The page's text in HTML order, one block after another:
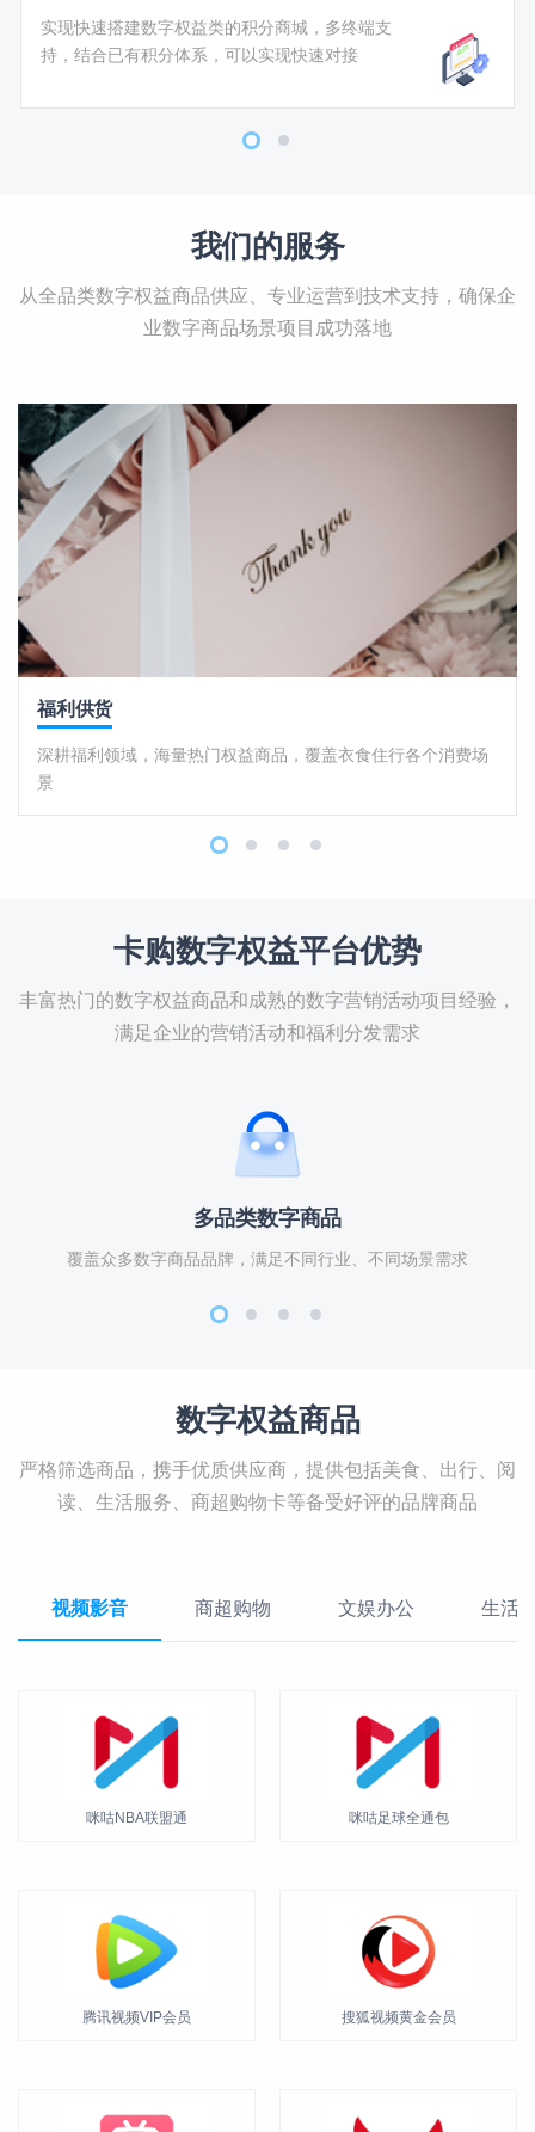
实现快速搭建数字权益类的积分商城，多终端支
持，结合已有积分体系，可以实现快速对接
我们的服务
从全品类数字权益商品供应、专业运营到技术支持，确保企
业数字商品场景项目成功落地
福利供货
深耕福利领域，海量热门权益商品，覆盖衣食住行各个消费场
景
卡购数字权益平台优势
丰富热门的数字权益商品和成熟的数字营销活动项目经验，
满足企业的营销活动和福利分发需求
多品类数字商品
覆盖众多数字商品品牌，满足不同行业、不同场景需求
数字权益商品
严格筛选商品，携手优质供应商，提供包括美食、出行、阅
读、生活服务、商超购物卡等备受好评的品牌商品
视频影音 商超购物 文娱办公 生活
咪咕NBA联盟通 咪咕足球全通包
腾讯视频VIP会员 搜狐视频黄金会员